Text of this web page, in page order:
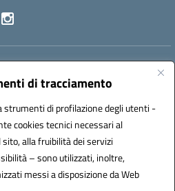
di tracciamento
strumenti di profilazione degli utenti -
cookies tecnici necessari al
alla fruibilità dei servizi
– sono utilizzati, inoltre,
messi a disposizione da Web
anpc010006@istruzione.it
UFBE6V